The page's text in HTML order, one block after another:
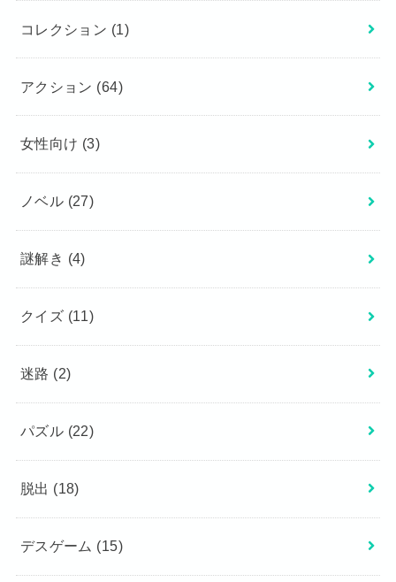
コレクション (1)
アクション (64)
女性向け (3)
ノベル (27)
謎解き (4)
クイズ (11)
迷路 (2)
パズル (22)
脱出 (18)
デスゲーム (15)